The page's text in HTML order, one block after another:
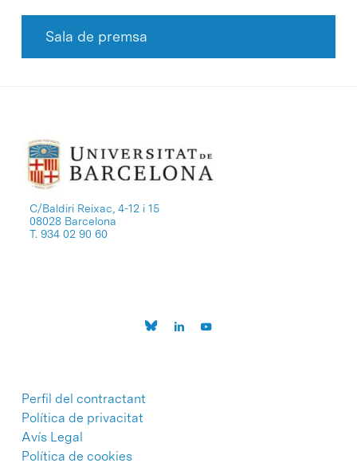
Sala de premsa
C/Baldiri Reixac, 4-12 i 15
08028 Barcelona
T. 934 02 90 60
Perfil del contractant
Política de privacitat
Avís Legal
Política de cookies